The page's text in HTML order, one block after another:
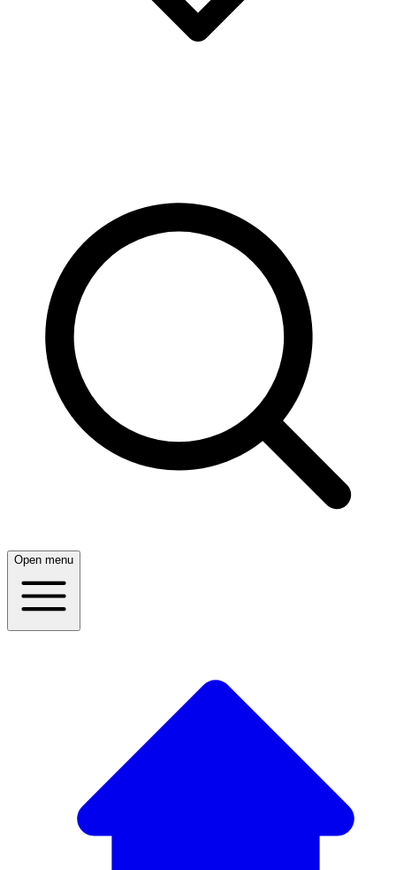
Open menu